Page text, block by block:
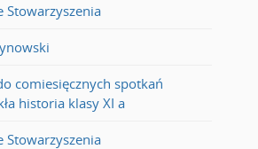
Stowarzyszenia
comiesięcznych spotkań
historia klasy XI a
Stowarzyszenia